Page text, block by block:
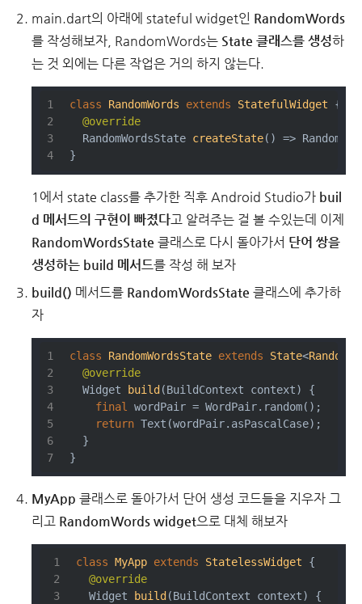
main.dart의 아래에 stateful widget인 RandomWords
를 작성해보자, RandomWords는 State 클래스를 생성하
는 것 외에는 다른 작업은 거의 하지 않는다.
class RandomWords extends StatefulWidget
{
@override
RandomWordsState createState()
=>
}
1에서 state class를 추가한 직후 Android Studio가 buil
d 메서드의 구현이 빠졌다고 알려주는 걸 볼 수있는데 이제
RandomWordsState 클래스로 다시 돌아가서 단어 쌍을
생성하는 build 메서드를 작성 해 보자
build() 메서드를 RandomWordsState 클래스에 추가하
자
class RandomWordsState extends State<
@override
Widget
build (BuildContext context)
{
final
wordPair = WordPair.random();
return Text(wordPair.asPascalCase);
  }
}
MyApp 클래스로 돌아가서 단어 생성 코드들을 지우자 그
리고 RandomWords widget으로 대체 해보자
class MyApp extends StatelessWidget
{
@override
Widget
build (BuildContext context)
{